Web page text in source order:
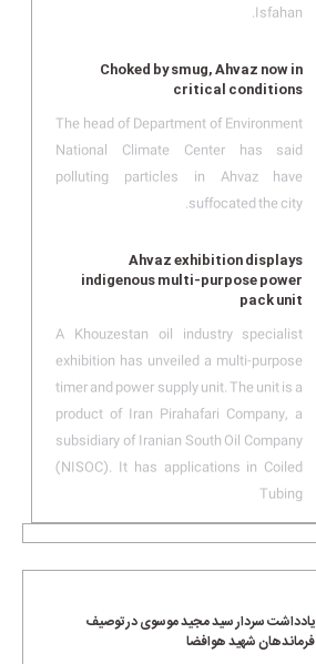
یادداشت سردار سید مجید موسوی در توصیف
فرماندهان شهید هوافضا
Isfahan.
Choked by smug, Ahvaz now in
critical conditions
The head of Department of Environment
National Climate Center has said
polluting particles in Ahvaz have
suffocated the city.
Ahvaz exhibition displays
indigenous multi-purpose power
pack unit
A Khouzestan oil industry specialist
exhibition has unveiled a multi-purpose
timer and power supply unit. The unit is a
product of Iran Pirahafari Company, a
subsidiary of Iranian South Oil Company
(NISOC). It has applications in Coiled
Tubing